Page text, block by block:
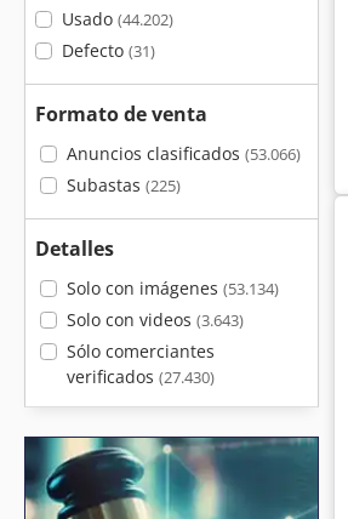
Usado (44.202)
Defecto (31)
Formato de venta
Anuncios clasificados (53.066)
Subastas (225)
Detalles
Solo con imágenes (53.134)
Solo con videos (3.643)
Sólo comerciantes
verificados (27.430)